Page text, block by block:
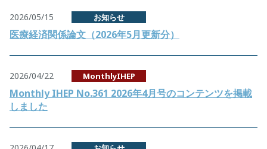
2026/05/15 お知らせ
医療経済関係論文（2026年5月更新分）
2026/04/22 MonthlyIHEP
Monthly IHEP No.361 2026年4月号のコンテンツを掲載
しました